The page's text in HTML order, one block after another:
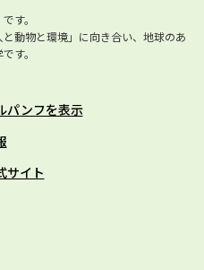
す。
動物と環境」に向き合い、地球のあ
す。
パンフを表示
サイト